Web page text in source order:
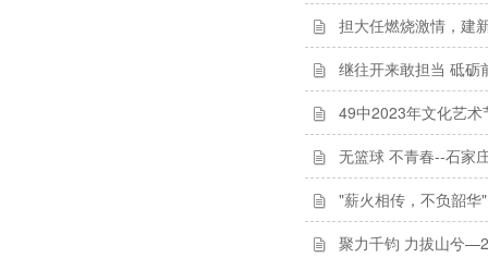
担大任燃烧激情，建
继往开来敢担当 砥砺
49中2023年文化艺术
无篮球 不青春--石家
"薪火相传，不负韶
聚力千钧 力拔山兮